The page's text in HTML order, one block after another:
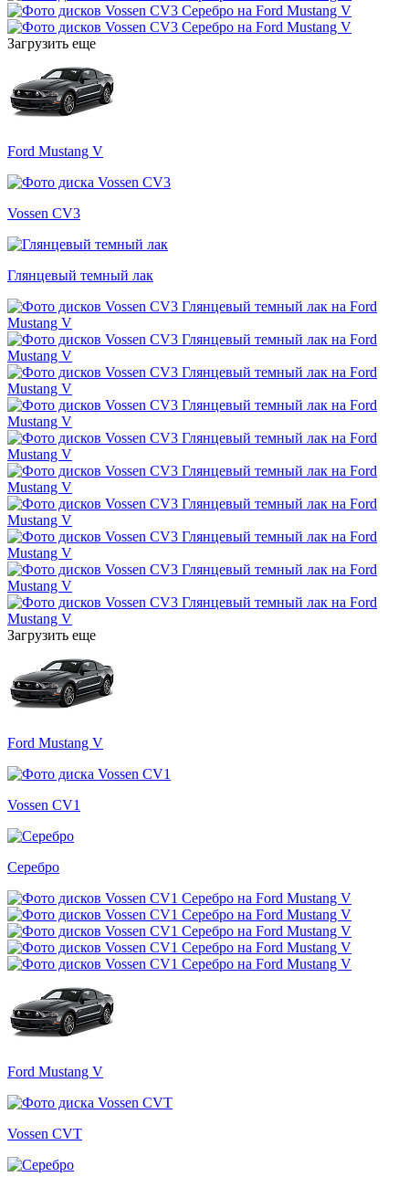
Загрузить еще
Ford Mustang V
Vossen CV3
Глянцевый темный лак
Загрузить еще
Ford Mustang V
Vossen CV1
Серебро
Ford Mustang V
Vossen CVT